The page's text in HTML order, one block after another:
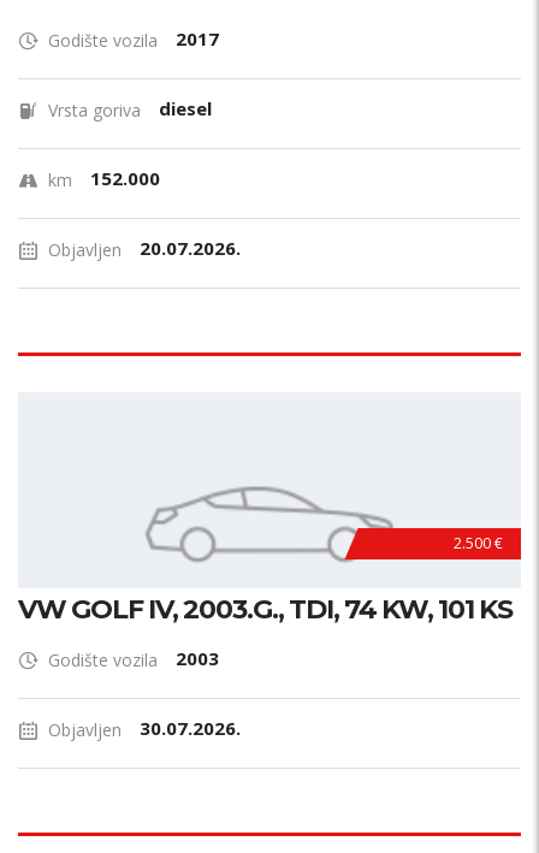
Godište vozila 2017
Vrsta goriva diesel
km 152.000
Objavljen 20.07.2026.
2.500 €
VW GOLF IV, 2003.G., TDI, 74 KW, 101 KS
Godište vozila 2003
Objavljen 30.07.2026.